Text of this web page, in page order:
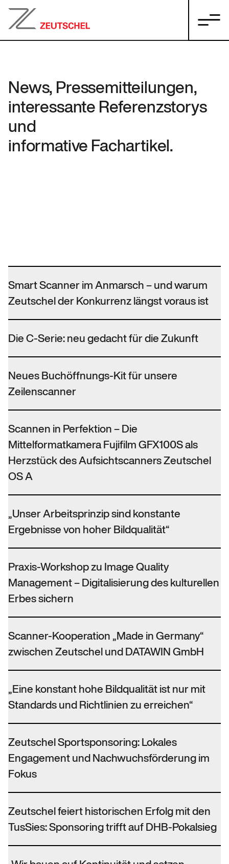
News, Pressemitteilungen,
interessante Referenzstorys
und
informative Fachartikel.
Smart Scanner im Anmarsch – und warum
Zeutschel der Konkurrenz längst voraus ist
Die C-Serie: neu gedacht für die Zukunft
Neues Buchöffnungs-Kit für unsere
Zeilenscanner
Scannen in Perfektion – Die
Mittelformatkamera Fujifilm GFX100S als
Herzstück des Aufsichtscanners Zeutschel
OS A
„Unser Arbeitsprinzip sind konstante
Ergebnisse von hoher Bildqualität“
Praxis-Workshop zu Image Quality
Management – Digitalisierung des kulturellen
Erbes sichern
Scanner-Kooperation „Made in Germany“
zwischen Zeutschel und DATAWIN GmbH
„Eine konstant hohe Bildqualität ist nur mit
Standards und Richtlinien zu erreichen“
Zeutschel Sportsponsoring: Lokales
Engagement und Nachwuchsförderung im
Fokus
Zeutschel feiert historischen Erfolg mit den
TusSies: Sponsoring trifft auf DHB-Pokalsieg